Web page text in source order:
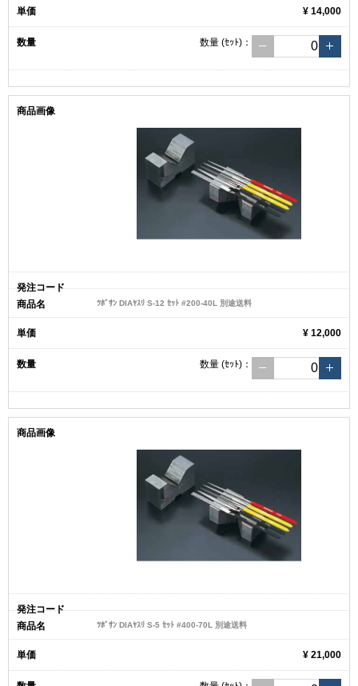
¥ 14,000
数量 (ｾｯﾄ) ：
ﾂﾎﾞｻﾝ DIAﾔｽﾘ S-12 ｾｯﾄ #200-40L 別途送料
¥ 12,000
数量 (ｾｯﾄ) ：
ﾂﾎﾞｻﾝ DIAﾔｽﾘ S-5 ｾｯﾄ #400-70L 別途送料
¥ 21,000